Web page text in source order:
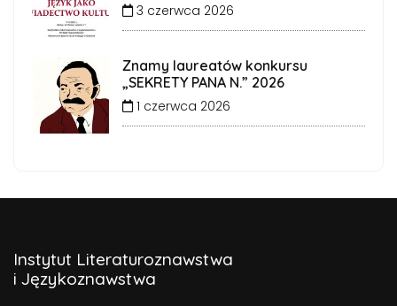
3 czerwca 2026
Znamy laureatów konkursu
„SEKRETY PANA N.” 2026
1 czerwca 2026
Instytut Literaturoznawstwa
i Językoznawstwa